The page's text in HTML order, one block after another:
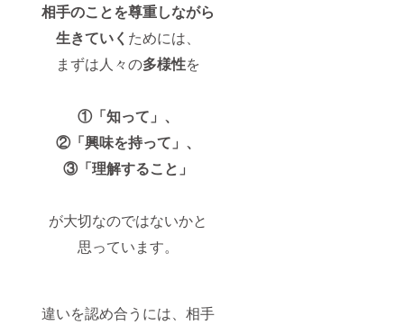
相手のことを尊重しながら
生きていく ためには、
まずは人々の多様性を
①「知って」、
②「興味を持って」、
③「理解すること」
が大切なのではないかと
思っています。
違いを認め合うには、相手